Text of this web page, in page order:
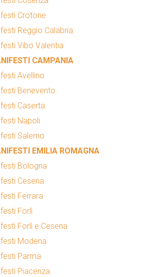
Crotone
Reggio Calabria
Vibo Valentia
CAMPANIA
Avellino
Benevento
Caserta
Napoli
Salerno
EMILIA ROMAGNA
Bologna
Cesena
Ferrara
Forlì
Forlì e Cesena
Modena
Parma
Piacenza